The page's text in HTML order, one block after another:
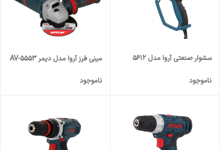
سشوار صنعتی آروا مدل 5612
ناموجود
مینی فرز آروا مدل دیمر AV-5553
ناموجود